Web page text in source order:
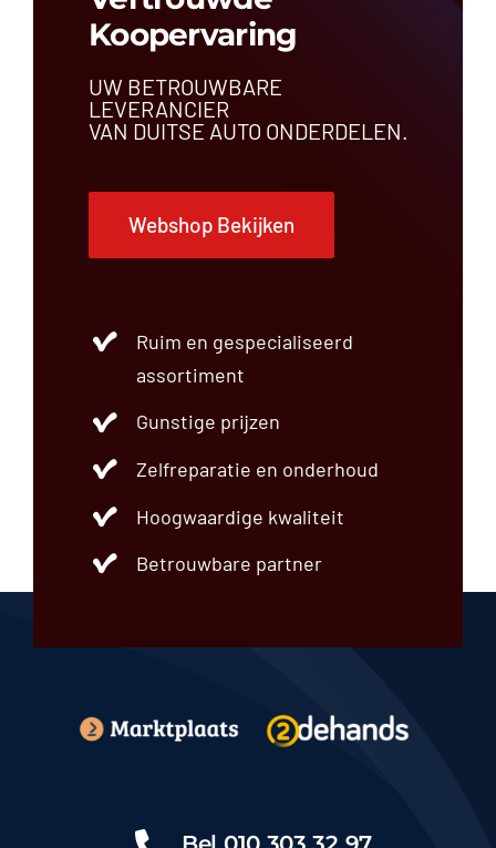
Koopervaring
UW BETROUWBARE
LEVERANCIER
VAN DUITSE AUTO ONDERDELEN.
Webshop Bekijken
Ruim en gespecialiseerd
assortiment
Gunstige prijzen
Zelfreparatie en onderhoud
Hoogwaardige kwaliteit
Betrouwbare partner